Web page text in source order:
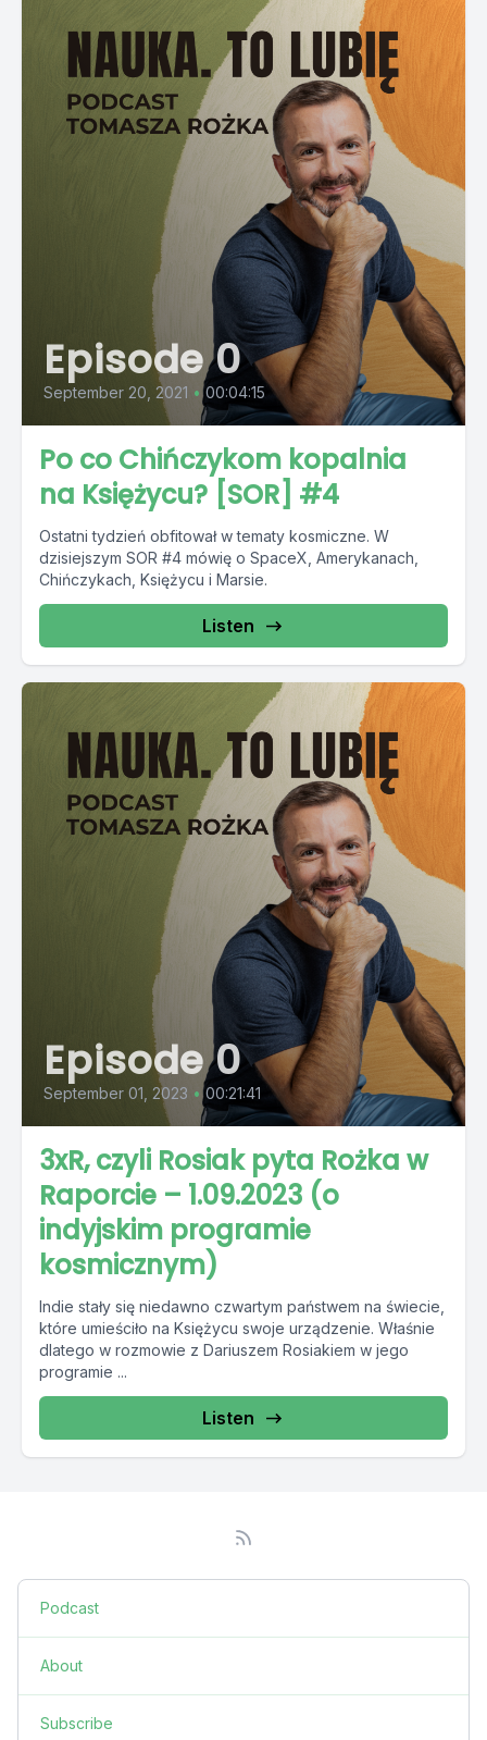
Episode 0
September 20, 2021 • 00:04:15
Po co Chińczykom kopalnia
na Księżycu? [SOR] #4
Ostatni tydzień obfitował w tematy kosmiczne. W
dzisiejszym SOR #4 mówię o SpaceX, Amerykanach,
Chińczykach, Księżycu i Marsie.
Listen
Episode 0
September 01, 2023 • 00:21:41
3xR, czyli Rosiak pyta Rożka w
Raporcie – 1.09.2023 (o
indyjskim programie
kosmicznym)
Indie stały się niedawno czwartym państwem na świecie,
które umieściło na Księżycu swoje urządzenie. Właśnie
dlatego w rozmowie z Dariuszem Rosiakiem w jego
programie ...
Listen
Podcast
About
Subscribe